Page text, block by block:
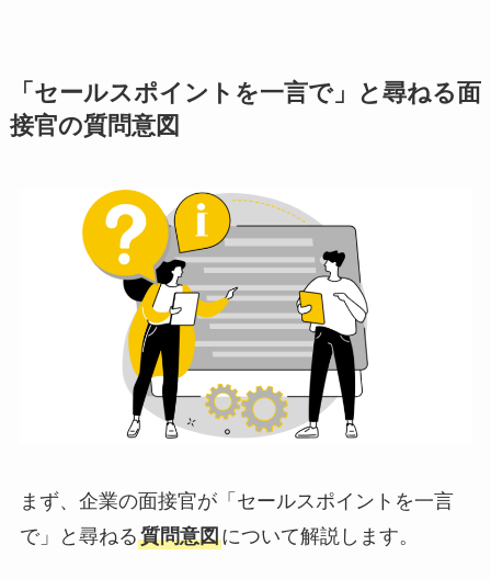
「セールスポイントを一言で」と尋ねる面
接官の質問意図
まず、企業の面接官が「セールスポイントを一言
で」と尋ねる質問意図について解説します。